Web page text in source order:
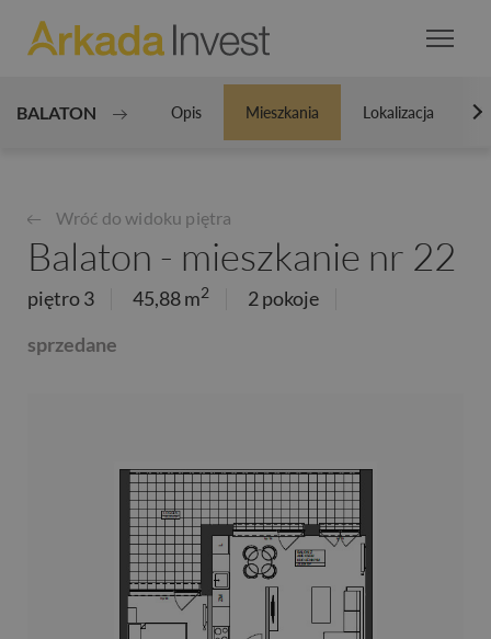
BALATON Opis Mieszkania Lokalizacja
Wróć do widoku piętra
Balaton - mieszkanie nr 22
piętro 3 45,88 m2
2 pokoje
sprzedane